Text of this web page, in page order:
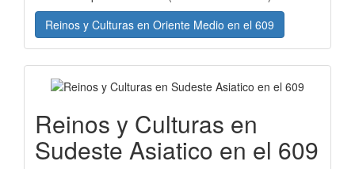
Reinos y Culturas en Oriente Medio en el 609
Reinos y Culturas en
Sudeste Asiatico en el 609